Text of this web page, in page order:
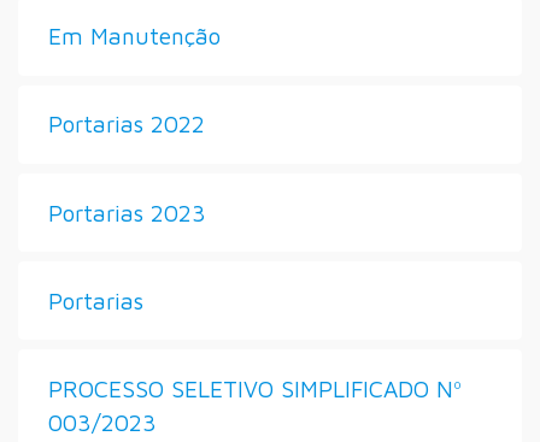
Em Manutenção
Portarias 2022
Portarias 2023
Portarias
PROCESSO SELETIVO SIMPLIFICADO Nº
003/2023